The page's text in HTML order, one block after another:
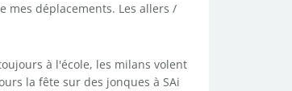
mes déplacements. Les allers /
à l'école, les milans volent
la fête sur des jonques à SAi